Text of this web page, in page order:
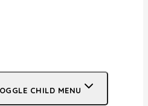
CHILD MENU